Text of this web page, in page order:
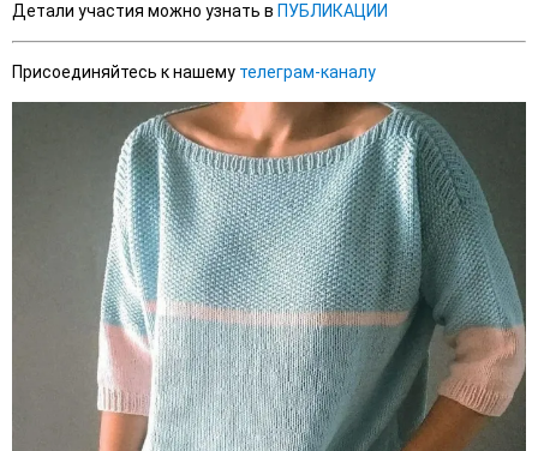
Детали участия можно узнать в ПУБЛИКАЦИИ
Присоединяйтесь к нашему телеграм-каналу